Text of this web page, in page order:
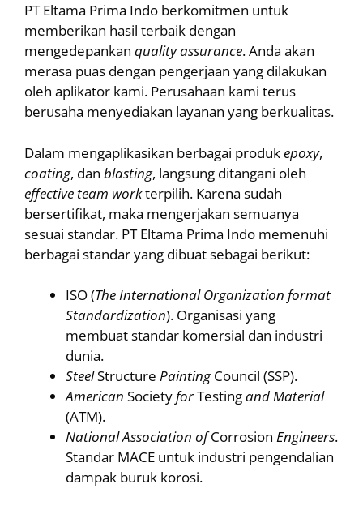
PT Eltama Prima Indo berkomitmen untuk
memberikan hasil terbaik dengan
mengedepankan quality assurance. Anda akan
merasa puas dengan pengerjaan yang dilakukan
oleh aplikator kami. Perusahaan kami terus
berusaha menyediakan layanan yang berkualitas.
Dalam mengaplikasikan berbagai produkepoxy,
coating, dan blasting, langsung ditangani oleh
effectiveteam workterpilih. Karena sudah
bersertifikat, maka mengerjakan semuanya
sesuai standar. PT Eltama Prima Indo memenuhi
berbagai standar yang dibuat sebagai berikut:
ISO (The International Organization format
Standardization). Organisasi yang
membuat standar komersial dan industri
dunia.
SteelStructure PaintingCouncil (SSP).
American SocietyforTestingandMaterial
(ATM).
NationalAssociation ofCorrosion Engineers.
Standar MACE untuk industri pengendalian
dampak buruk korosi.